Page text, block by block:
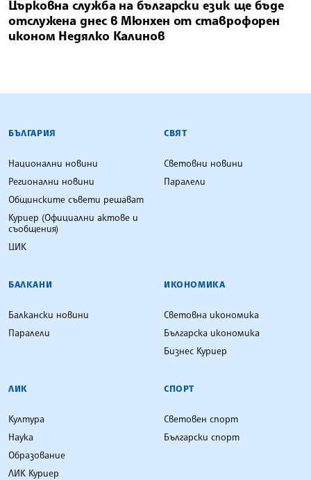
Църковна служба на български език ще бъде
отслужена днес в Мюнхен от ставрофорен
иконом Недялко Калинов
БЪЛГАРСКА ТЕЛЕГРАФНА АГЕНЦИЯ
БЪЛГАРИЯ
Национални новини
Регионални новини
Общинските съвети решават
Куриер (Официални актове и
съобщения)
ЦИК
СВЯТ
Световни новини
Паралели
БАЛКАНИ
Балкански новини
Паралели
ИКОНОМИКА
Световна икономика
Българска икономика
Бизнес Куриер
ЛИК
Култура
Наука
Образование
ЛИК Куриер
СПОРТ
Световен спорт
Български спорт